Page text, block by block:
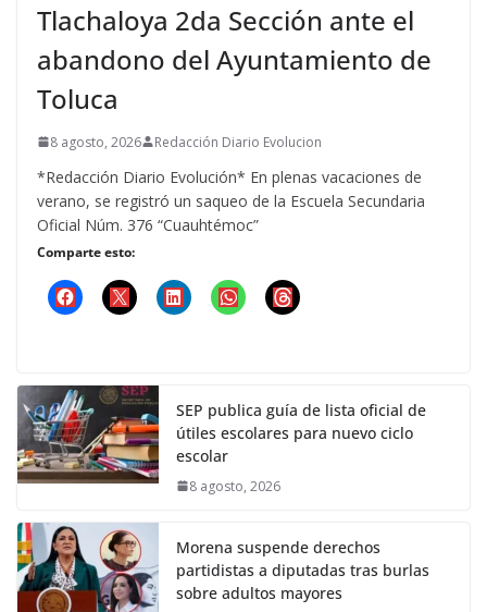
Tlachaloya 2da Sección ante el
abandono del Ayuntamiento de
Toluca
8 agosto, 2026 Redacción Diario Evolucion
*Redacción Diario Evolución* En plenas vacaciones de
verano, se registró un saqueo de la Escuela Secundaria
Oficial Núm. 376 “Cuauhtémoc”
Comparte esto:
SEP publica guía de lista oficial de
útiles escolares para nuevo ciclo
escolar
8 agosto, 2026
Morena suspende derechos
partidistas a diputadas tras burlas
sobre adultos mayores